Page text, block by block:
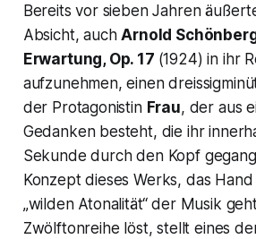
Bereits vor sieben Jahren
Absicht, auchArnold
Erwartung, Op. 17 (1924) in ihr
aufzunehmen, einen
der Protagonistin Frau, der aus
Gedanken besteht, die ihr
Sekunde durch den Kopf
Konzept dieses Werks, das
„wilden Atonalität“der Musik
Zwölftonreihe löst, stellt eines